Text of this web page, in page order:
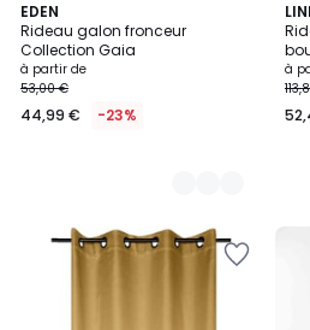
EDEN
Rideau galon fronceur
Collection Gaia
à partir de
53,00 €
44,99 € -23%
17
Couleurs
à
5